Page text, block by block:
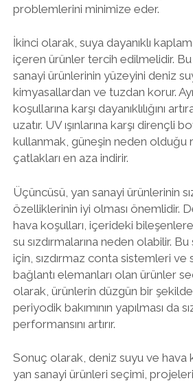
problemlerini minimize eder.
İkinci olarak, suya dayanıklı
içeren ürünler tercih edilmelidir.
sanayi ürünlerinin yüzeyini deniz
kimyasallardan ve tuzdan korur.
koşullarına karşı dayanıklılığını
uzatır. UV ışınlarına karşı dirençli
kullanmak, güneşin neden olduğu
çatlakları en aza indirir.
Üçüncüsü, yan sanayi ürünlerinin
özelliklerinin iyi olması önemlidir.
hava koşulları, içerideki
su sızdırmalarına neden olabilir.
için, sızdırmaz conta sistemleri ve
bağlantı elemanları olan ürünler
olarak, ürünlerin düzgün bir
periyodik bakımının yapılması da
performansını artırır.
Sonuç olarak, deniz suyu ve hava
yan sanayi ürünleri seçimi,